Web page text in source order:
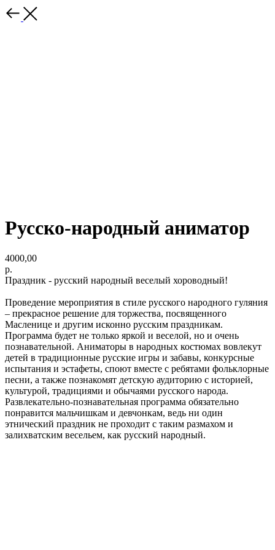
Русско-народный аниматор
4000,00
р.
Праздник - русский народный веселый хороводный!
Проведение мероприятия в стиле русского народного гуляния
– прекрасное решение для торжества, посвященного
Масленице и другим исконно русским праздникам.
Программа будет не только яркой и веселой, но и очень
познавательной. Аниматоры в народных костюмах вовлекут
детей в традиционные русские игры и забавы, конкурсные
испытания и эстафеты, споют вместе с ребятами фольклорные
песни, а также познакомят детскую аудиторию с историей,
культурой, традициями и обычаями русского народа.
Развлекательно-познавательная программа обязательно
понравится мальчишкам и девчонкам, ведь ни один
этнический праздник не проходит с таким размахом и
залихватским весельем, как русский народный.